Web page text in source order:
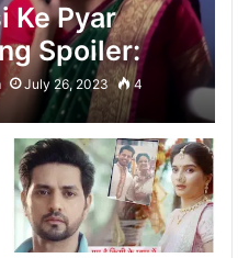
Ke Pyar
Spoiler:
चूका है ईशान,
के लिए अपनी
आने पर ईशान
July 26, 2023 4